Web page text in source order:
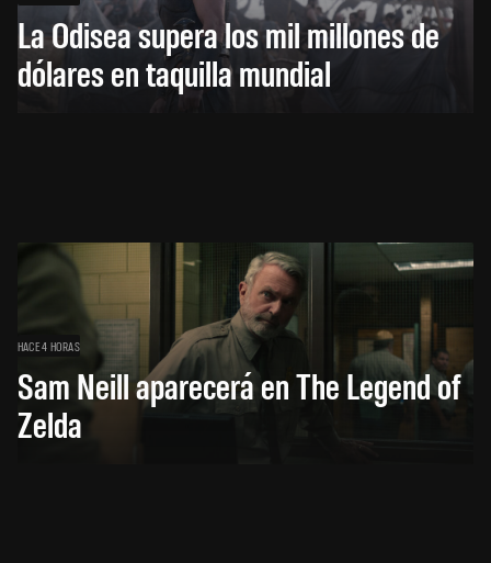
La Odisea supera los mil millones de
dólares en taquilla mundial
HACE 4 HORAS
Sam Neill aparecerá en The Legend of
Zelda